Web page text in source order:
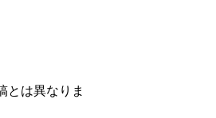
とは異なりま